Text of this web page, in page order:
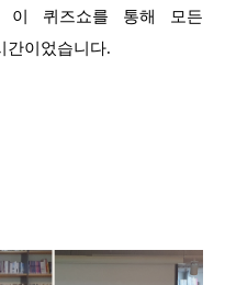
이 퀴즈쇼를 통해 모든
간이었습니다.